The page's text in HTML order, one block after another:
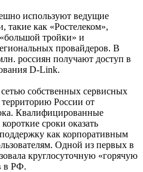
используют ведущие
такие как «Ростелеком»,
тройки» и
провайдеров. В
россиян получают доступ в
D-Link.
собственных сервисных
России от
Квалифицированные
сроки оказать
как корпоративным
Одной из первых в
круглосуточную «горячую
в РФ.